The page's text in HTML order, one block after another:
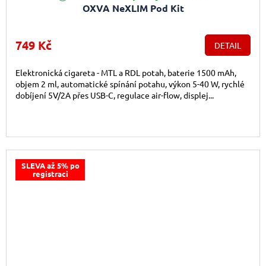
OXVA NeXLIM Pod Kit
749 Kč DETAIL
Elektronická cigareta - MTL a RDL potah, baterie 1500 mAh,
objem 2 ml, automatické spínání potahu, výkon 5-40 W, rychlé
dobíjení 5V/2A přes USB-C, regulace air-flow, displej...
SLEVA až 5% po
registraci